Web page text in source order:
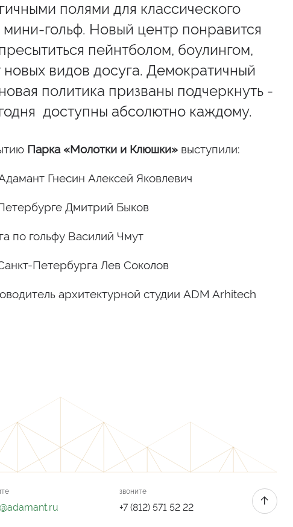
полями для классического
гольф. Новый центр понравится
пейнтболом, боулингом,
видов досуга. Демократичный
политика призваны подчеркнуть -
доступны абсолютно каждому.
Парка «Молотки и Клюшки»выступили:
Гнесин Алексей Яковлевич
Дмитрий Быков
по гольфу Василий Чмут
Петербурга Лев Соколов
архитектурной студии ADM Arhitech
звоните
+7 (812) 571 52 22